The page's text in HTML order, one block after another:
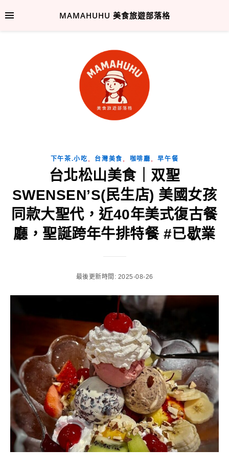
MAMAHUHU 美食旅遊部落格
下午茶.小吃 台灣美食 咖啡廳 ,早午餐
台北松山美食｜双聖
SWENSEN’S(民生店) 美國女孩
同款大聖代，近40年美式復古餐
廳，聖誕跨年牛排特餐 #已歇業
最後更新時間: 2025-08-26